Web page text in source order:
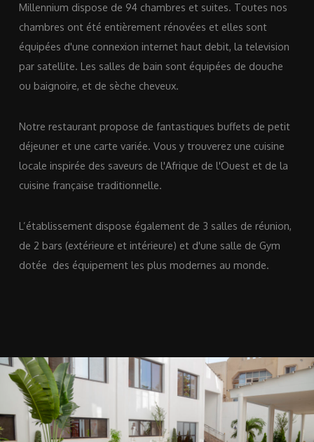
Millennium dispose de 94 chambres et suites. Toutes nos
chambres ont été entièrement rénovées et elles sont
équipées d'une connexion internet haut debit, la television
par satellite. Les salles de bain sont équipées de douche
ou baignoire, et de sèche cheveux.
Notre restaurant propose de fantastiques buffets de petit
déjeuner et une carte variée. Vous y trouverez une cuisine
locale inspirée des saveurs de l'Afrique de l'Ouest et de la
cuisine française traditionnelle.
L’établissement dispose également de 3 salles de réunion,
de 2 bars (extérieure et intérieure) et d'une salle de Gym
dotée des équipement les plus modernes au monde.